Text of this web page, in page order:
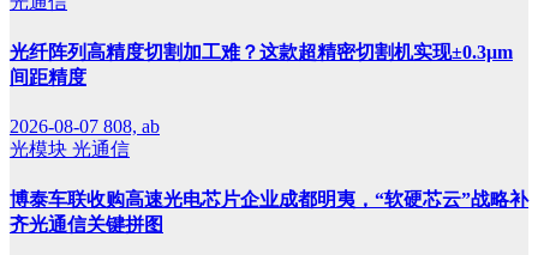
光纤阵列高精度切割加工难？这款超精密切割机实现±0.3μm
间距精度
2026-08-07 808, ab
光模块 光通信
博泰车联收购高速光电芯片企业成都明夷，“软硬芯云”战略补
齐光通信关键拼图